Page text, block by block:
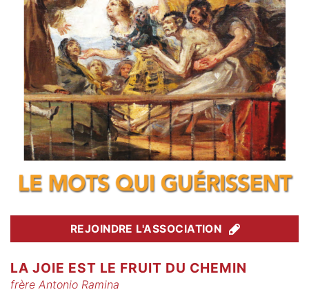
REJOINDRE L'ASSOCIATION
LA JOIE EST LE FRUIT DU CHEMIN
frère Antonio Ramina